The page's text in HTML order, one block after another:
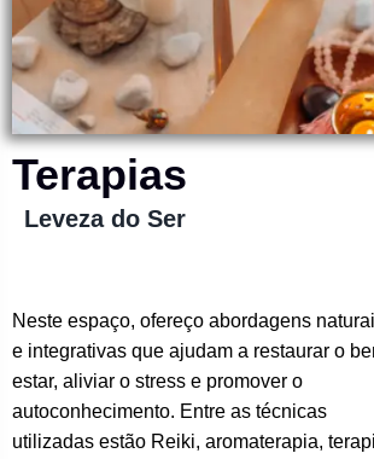
Terapias
Leveza do Ser
Neste espaço, ofereço abordagens
e integrativas que ajudam a restaurar o
estar, aliviar o stress e promover o
autoconhecimento. Entre as técnicas
utilizadas estão Reiki, aromaterapia,